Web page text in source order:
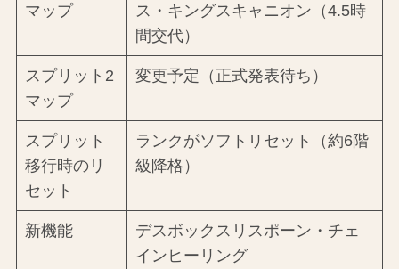
マップ
ス・キングスキャニオン（4.5時
間交代）
スプリット2
マップ
変更予定（正式発表待ち）
スプリット
移行時のリ
セット
ランクがソフトリセット（約6階
級降格）
新機能
デスボックスリスポーン・チェ
インヒーリング